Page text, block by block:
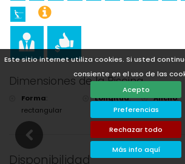
Este sitio internet utiliza cookies. Si usted
consiente en el uso de las
Acepto
Preferencias
Rechazar todo
Más info aquí
Dimensiones de la Piscina
Forma:
rectangular
Longitud:
Ancho:
4 m.
Disponibilidad